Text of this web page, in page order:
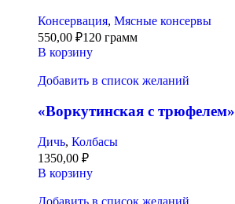
Консервация, Мясные консервы
550,00 ₽120 грамм
В корзину
Добавить в список желаний
«Воркутинская с трюфелем»
Дичь, Колбасы
1350,00 ₽
В корзину
Добавить в список желаний